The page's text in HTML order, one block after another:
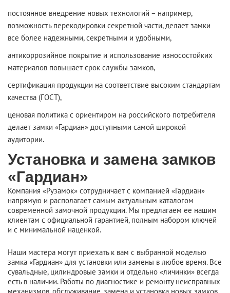
постоянное внедрение новых технологий – например,
возможность перекодировки секретной части, делает замки
все более надежными, секретными и удобными,
антикоррозийное покрытие и использование износостойких
материалов повышает срок службы замков,
сертификация продукции на соответствие высоким стандартам
качества (ГОСТ),
ценовая политика с ориентиром на российского потребителя
делает замки «Гардиан» доступными самой широкой
аудитории.
Установка и замена замков
«Гардиан»
Компания «Рузамок» сотрудничает с компанией «Гардиан»
напрямую и располагает самым актуальным каталогом
современной замочной продукции. Мы предлагаем ее нашим
клиентам с официальной гарантией, полным набором ключей
и с минимальной наценкой.
Наши мастера могут приехать к вам с выбранной моделью
замка «Гардиан» для установки или замены в любое время. Все
сувальдные, цилиндровые замки и отдельно «личинки» всегда
есть в наличии. Работы по диагностике и ремонту неисправных
механизмов, обслуживание, замена и установка новых замков